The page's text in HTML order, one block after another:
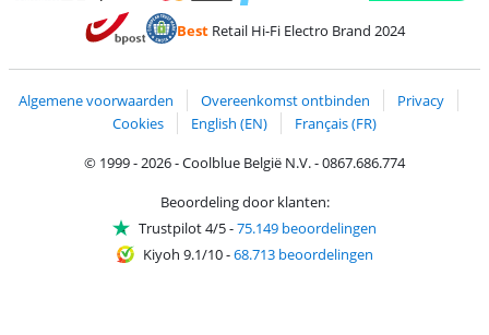
Betalen met Bancontact
Betalen met MasterCard en Visa via ClickToPay
Betalen met PayPal
BestRetail Hi-Fi Electro Brand 2024
Algemene voorwaarden Overeenkomst ontbinden
Privacy
Cookies
English (EN)
Français (FR)
© 1999 - 2026 - Coolblue België N.V. - 0867.686.774
Beoordeling door klanten:
Trustpilot 4/5-75.149 beoordelingen
Kiyoh 9.1/10-68.713 beoordelingen